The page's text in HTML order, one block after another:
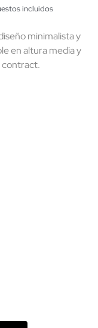
incluidos
minimalista y
en altura media y
contract.